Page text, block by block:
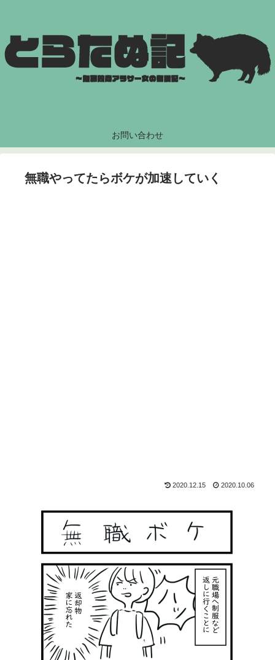
お問い合わせ
無職やってたらボケが加速していく
2020.12.15 2020.10.06